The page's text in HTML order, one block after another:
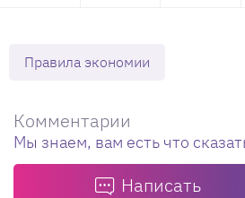
Правила экономии
Комментарии
Мы знаем, вам есть что
Написать